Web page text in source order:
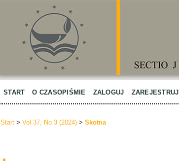
START O CZASOPIŚMIE ZALOGUJ ZAREJESTRUJ
Start > Vol 37, No 3 (2024) > Skotna